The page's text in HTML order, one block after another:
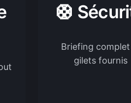
🛟
Briefing
gilets fournis